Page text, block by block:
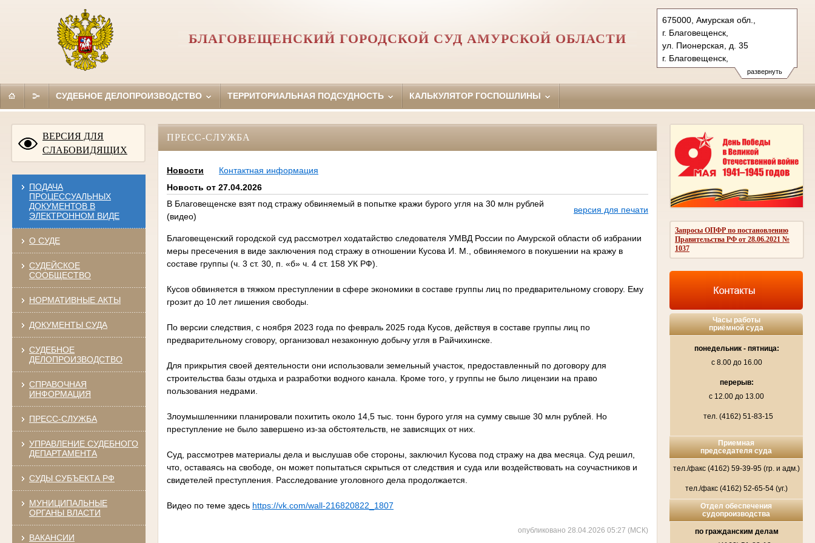
развернуть
675000, Амурская обл.,
г. Благовещенск,
ул. Пионерская, д. 35
г. Благовещенск,
ул. Краснофлотская, д. 137
Тел.: (4162) 59-39-95, 51-83-
26 (уг. 137 (адм. и гр.)
blag-gs.amr@sudrf.ru
БЛАГОВЕЩЕНСКИЙ ГОРОДСКОЙ СУД АМУРСКОЙ ОБЛАСТИ
СУДЕБНОЕ ДЕЛОПРОИЗВОДСТВО ТЕРРИТОРИАЛЬНАЯ ПОДСУДНОСТЬ КАЛЬКУЛЯТОР ГОСПОШЛИНЫ
ВЕРСИЯ ДЛЯ
СЛАБОВИДЯЩИХ
ПОДАЧА
ПРОЦЕССУАЛЬНЫХ
ДОКУМЕНТОВ В
ЭЛЕКТРОННОМ ВИДЕ
О СУДЕ
СУДЕЙСКОЕ
СООБЩЕСТВО
НОРМАТИВНЫЕ АКТЫ
ДОКУМЕНТЫ СУДА
СУДЕБНОЕ
ДЕЛОПРОИЗВОДСТВО
СПРАВОЧНАЯ
ИНФОРМАЦИЯ
ПРЕСС-СЛУЖБА
УПРАВЛЕНИЕ СУДЕБНОГО
ДЕПАРТАМЕНТА
СУДЫ СУБЪЕКТА РФ
МУНИЦИПАЛЬНЫЕ
ОРГАНЫ ВЛАСТИ
ВАКАНСИИ
Запросы ОПФР по постановлению
Правительства РФ от 28.06.2021 №
1037
Часы работы
приёмной суда
понедельник - пятница:
с 8.00 до 16.00
перерыв:
с 12.00 до 13.00
тел. (4162) 51-83-15
Приемная
председателя суда
тел./факс (4162) 59-39-95 (гр. и адм.)
тел./факс (4162) 52-65-54 (уг.)
Отдел обеспечения
судопроизводства
по гражданским делам
ПРЕСС-СЛУЖБА
Новости
Контактная информация
Новость от 27.04.2026
В Благовещенске взят под стражу обвиняемый в попытке кражи бурого угля на 30 млн рублей
(видео)
версия для печати
Благовещенский городской суд рассмотрел ходатайство следователя УМВД России по Амурской области об избрании
меры пресечения в виде заключения под стражу в отношении Кусова И. М., обвиняемого в покушении на кражу в
составе группы (ч. 3 ст. 30, п. «б» ч. 4 ст. 158 УК РФ).
Кусов обвиняется в тяжком преступлении в сфере экономики в составе группы лиц по предварительному сговору. Ему
грозит до 10 лет лишения свободы.
По версии следствия, с ноября 2023 года по февраль 2025 года Кусов, действуя в составе группы лиц по
предварительному сговору, организовал незаконную добычу угля в Райчихинске.
Для прикрытия своей деятельности они использовали земельный участок, предоставленный по договору для
строительства базы отдыха и разработки водного канала. Кроме того, у группы не было лицензии на право
пользования недрами.
Злоумышленники планировали похитить около 14,5 тыс. тонн бурого угля на сумму свыше 30 млн рублей. Но
преступление не было завершено из-за обстоятельств, не зависящих от них.
Суд, рассмотрев материалы дела и выслушав обе стороны, заключил Кусова под стражу на два месяца. Суд решил,
что, оставаясь на свободе, он может попытаться скрыться от следствия и суда или воздействовать на соучастников и
свидетелей преступления. Расследование уголовного дела продолжается.
Видео по теме здесь https://vk.com/wall-216820822_1807
опубликовано 28.04.2026 05:27 (МСК)